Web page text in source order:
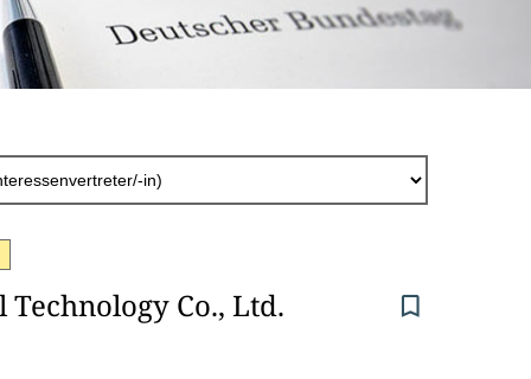
Co., Ltd.